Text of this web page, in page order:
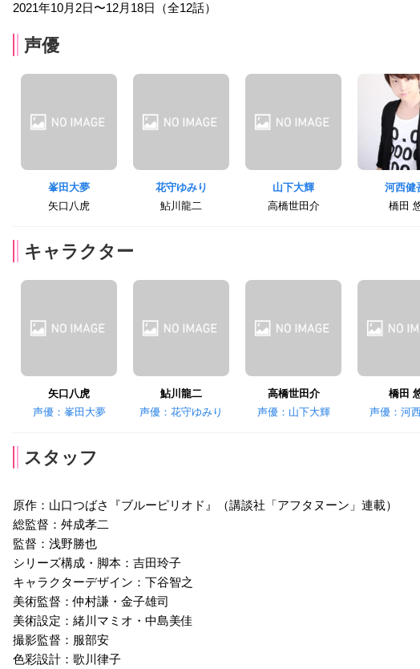
2021年10月2日〜12月18日（全12話）
声優
峯田大夢
矢口八虎
花守ゆみり
鮎川龍二
山下大輝
高橋世田介
河西健
橋田
キャラクター
矢口八虎
声優：峯田大夢
鮎川龍二
声優：花守ゆみり
高橋世田介
声優：山下大輝
橋田
声優：河
スタッフ
原作：山口つばさ『ブルーピリオド』（講談社「アフタヌーン」連載）
総監督：舛成孝二
監督：浅野勝也
シリーズ構成・脚本：吉田玲子
キャラクターデザイン：下谷智之
美術監督：仲村謙・金子雄司
美術設定：緒川マミオ・中島美佳
撮影監督：服部安
色彩設計：歌川律子